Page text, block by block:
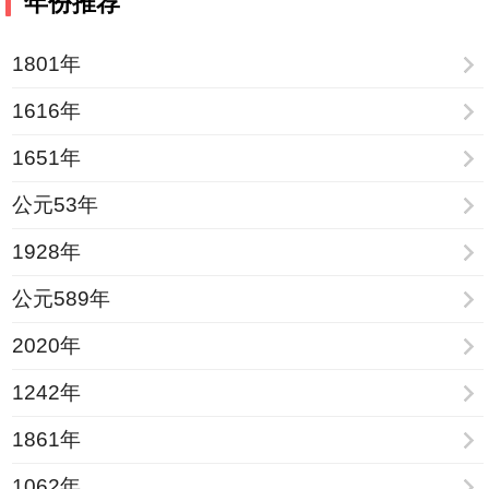
1801年
1616年
1651年
公元53年
1928年
公元589年
2020年
1242年
1861年